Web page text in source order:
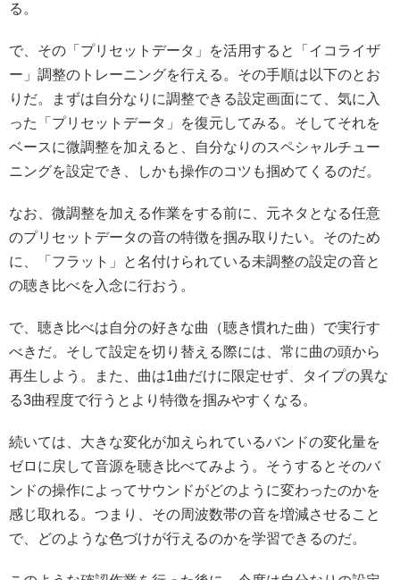
る。
で、その「プリセットデータ」を活用すると「イコライザ
ー」調整のトレーニングを行える。その手順は以下のとお
りだ。まずは自分なりに調整できる設定画面にて、気に入
った「プリセットデータ」を復元してみる。そしてそれを
ベースに微調整を加えると、自分なりのスペシャルチュー
ニングを設定でき、しかも操作のコツも掴めてくるのだ。
なお、微調整を加える作業をする前に、元ネタとなる任意
のプリセットデータの音の特徴を掴み取りたい。そのため
に、「フラット」と名付けられている未調整の設定の音と
の聴き比べを入念に行おう。
で、聴き比べは自分の好きな曲（聴き慣れた曲）で実行す
べきだ。そして設定を切り替える際には、常に曲の頭から
再生しよう。また、曲は1曲だけに限定せず、タイプの異な
る3曲程度で行うとより特徴を掴みやすくなる。
続いては、大きな変化が加えられているバンドの変化量を
ゼロに戻して音源を聴き比べてみよう。そうするとそのバ
ンドの操作によってサウンドがどのように変わったのかを
感じ取れる。つまり、その周波数帯の音を増減させること
で、どのような色づけが行えるのかを学習できるのだ。